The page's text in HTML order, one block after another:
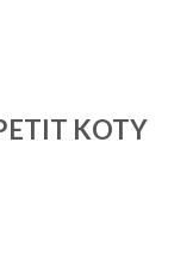
KOTY